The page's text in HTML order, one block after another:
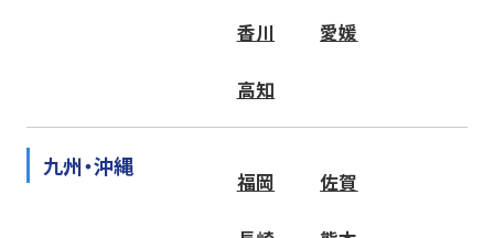
香川 愛媛
高知
九州・沖縄
福岡 佐賀